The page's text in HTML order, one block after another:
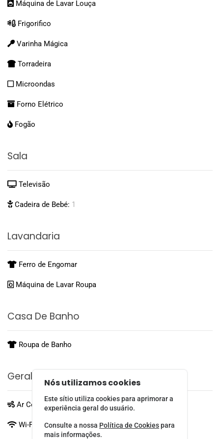
Máquina de Lavar Louça
Frigorifico
Varinha Mágica
Torradeira
Microondas
Forno Elétrico
Fogão
Sala
Televisão
Cadeira de Bebé: 1
Lavandaria
Ferro de Engomar
Máquina de Lavar Roupa
Casa De Banho
Roupa de Banho
Geral
Ar Condicionado
Wi-Fi
Nós utilizamos cookies
Este sítio utiliza cookies para aprimorar a
experiência geral do usuário.
Consulte a nossa Política de Cookiespara
mais informações.